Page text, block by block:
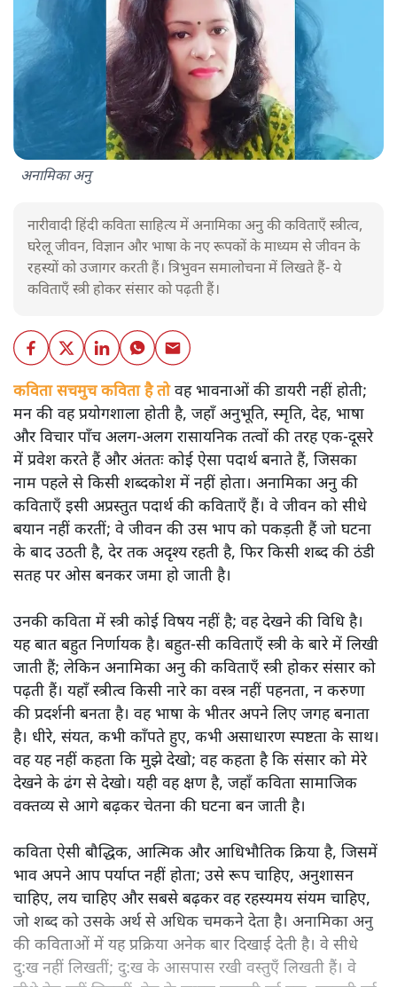
अनामिका अनु
नारीवादी हिंदी कविता साहित्य में अनामिका अनु की कविताएँ स्त्रीत्व,
घरेलू जीवन, विज्ञान और भाषा के नए रूपकों के माध्यम से जीवन के
रहस्यों को उजागर करती हैं। त्रिभुवन समालोचना में लिखते हैं- ये
कविताएँ स्त्री होकर संसार को पढ़ती हैं।
कविता सचमुच कविता है तोवह भावनाओं की डायरी नहीं होती;
मन की वह प्रयोगशाला होती है, जहाँ अनुभूति, स्मृति, देह, भाषा
और विचार पाँच अलग-अलग रासायनिक तत्वों की तरह एक-दूसरे
में प्रवेश करते हैं और अंततः कोई ऐसा पदार्थ बनाते हैं, जिसका
नाम पहले से किसी शब्दकोश में नहीं होता। अनामिका अनु की
कविताएँ इसी अप्रस्तुत पदार्थ की कविताएँ हैं। वे जीवन को सीधे
बयान नहीं करतीं; वे जीवन की उस भाप को पकड़ती हैं जो घटना
के बाद उठती है, देर तक अदृश्य रहती है, फिर किसी शब्द की ठंडी
सतह पर ओस बनकर जमा हो जाती है।
उनकी कविता में स्त्री कोई विषय नहीं है; वह देखने की विधि है।
यह बात बहुत निर्णायक है। बहुत-सी कविताएँ स्त्री के बारे में लिखी
जाती हैं; लेकिन अनामिका अनु की कविताएँ स्त्री होकर संसार को
पढ़ती हैं। यहाँ स्त्रीत्व किसी नारे का वस्त्र नहीं पहनता, न करुणा
की प्रदर्शनी बनता है। वह भाषा के भीतर अपने लिए जगह बनाता
है। धीरे, संयत, कभी काँपते हुए, कभी असाधारण स्पष्टता के साथ।
वह यह नहीं कहता कि मुझे देखो; वह कहता है कि संसार को मेरे
देखने के ढंग से देखो। यही वह क्षण है, जहाँ कविता सामाजिक
वक्तव्य से आगे बढ़कर चेतना की घटना बन जाती है।
कविता ऐसी बौद्धिक, आत्मिक और आधिभौतिक क्रिया है, जिसमें
भाव अपने आप पर्याप्त नहीं होता; उसे रूप चाहिए, अनुशासन
चाहिए, लय चाहिए और सबसे बढ़कर वह रहस्यमय संयम चाहिए,
जो शब्द को उसके अर्थ से अधिक चमकने देता है। अनामिका अनु
की कविताओं में यह प्रक्रिया अनेक बार दिखाई देती है। वे सीधे
दु:ख नहीं लिखतीं; दु:ख के आसपास रखी वस्तुएँ लिखती हैं। वे